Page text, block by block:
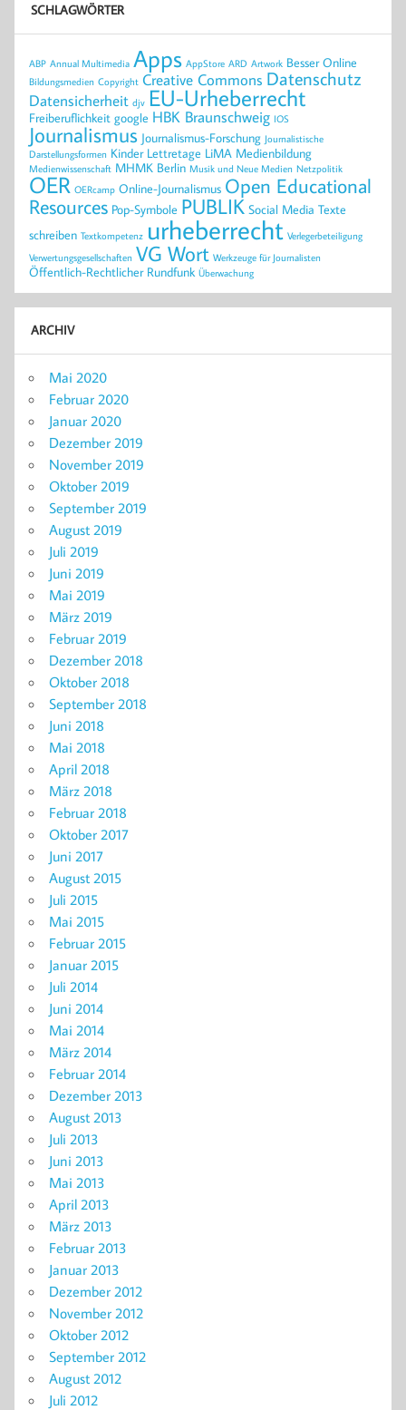
SCHLAGWÖRTER
ABP Annual Multimedia Apps AppStore ARD Artwork Besser Online
Bildungsmedien Copyright Creative Commons Datenschutz
Datensicherheit djv EU-Urheberrecht
Freiberuflichkeit google HBK Braunschweig IOS
Journalismus Journalismus-Forschung Journalistische
Darstellungsformen Kinder Lettretage LiMA Medienbildung
Medienwissenschaft MHMK Berlin Musik und Neue Medien Netzpolitik
OER OERcamp Online-Journalismus Open Educational
Resources Pop-Symbole PUBLIK Social Media Texte
schreiben Textkompetenz urheberrecht Verlegerbeteiligung
Verwertungsgesellschaften VG Wort Werkzeuge für Journalisten
Öffentlich-Rechtlicher Rundfunk Überwachung
ARCHIV
Mai 2020
Februar 2020
Januar 2020
Dezember 2019
November 2019
Oktober 2019
September 2019
August 2019
Juli 2019
Juni 2019
Mai 2019
März 2019
Februar 2019
Dezember 2018
Oktober 2018
September 2018
Juni 2018
Mai 2018
April 2018
März 2018
Februar 2018
Oktober 2017
Juni 2017
August 2015
Juli 2015
Mai 2015
Februar 2015
Januar 2015
Juli 2014
Juni 2014
Mai 2014
März 2014
Februar 2014
Dezember 2013
August 2013
Juli 2013
Juni 2013
Mai 2013
April 2013
März 2013
Februar 2013
Januar 2013
Dezember 2012
November 2012
Oktober 2012
September 2012
August 2012
Juli 2012